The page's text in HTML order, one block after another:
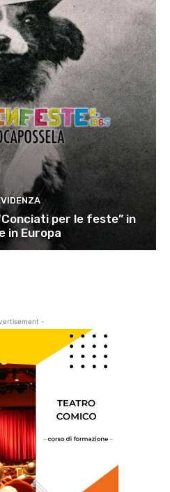
per le feste” in
in Europa
-